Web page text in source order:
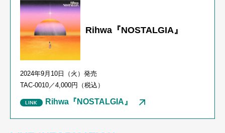
Rihwa『NOSTALGIA』
2024年9月 10 日（火）発売
TAC-0010／4,000円（税込）
Rihwa『NOSTALGIA』